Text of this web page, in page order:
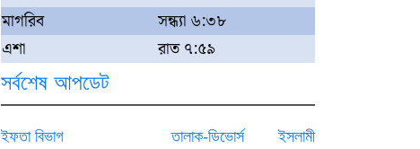
মাগরিব
সন্ধ্যা ৬:৩৮
এশা
রাত ৭:৫৯
সর্বশেষ আপডেট
ইফতা বিভাগ তালাক-ডিভোর্স
ইসলামী